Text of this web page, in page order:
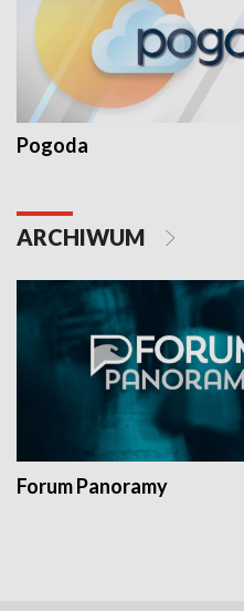
Pogoda
ARCHIWUM
Forum Panoramy